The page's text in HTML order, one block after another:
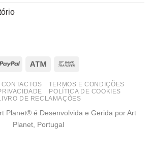
PayPal Atm
CONTACTOS
TERMOS E CONDIÇÕES
POLÍTICA DE COOKIES
DE RECLAMAÇÕES
Planet® é Desenvolvida e Gerida por Art
Planet, Portugal